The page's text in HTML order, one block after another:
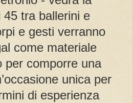
tra ballerini e
e gesti verranno
come materiale
per comporre una
unica per
di esperienza